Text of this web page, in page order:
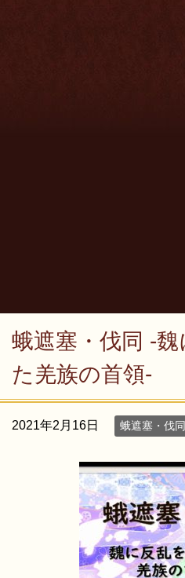
蛾遮塞・伐同 -
た羌族の首領-
2021年2月16日 蛾遮塞・伐同